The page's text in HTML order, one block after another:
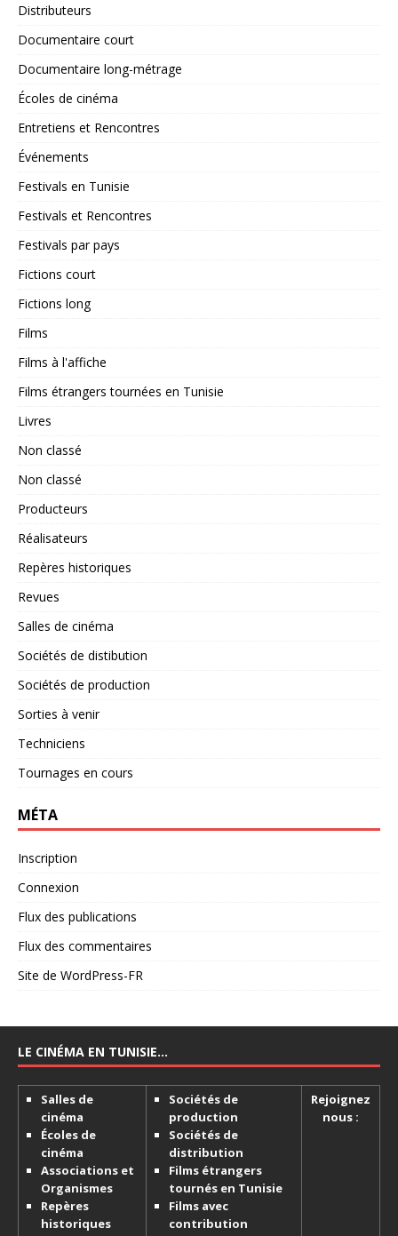
Distributeurs
Documentaire court
Documentaire long-métrage
Écoles de cinéma
Entretiens et Rencontres
Événements
Festivals en Tunisie
Festivals et Rencontres
Festivals par pays
Fictions court
Fictions long
Films
Films à l'affiche
Films étrangers tournées en Tunisie
Livres
Non classé
Non classé
Producteurs
Réalisateurs
Repères historiques
Revues
Salles de cinéma
Sociétés de distibution
Sociétés de production
Sorties à venir
Techniciens
Tournages en cours
MÉTA
Inscription
Connexion
Flux des publications
Flux des commentaires
Site de WordPress-FR
LE CINÉMA EN TUNISIE…
Salles de
cinéma
Écoles de
cinéma
Associations et
Organismes
Repères
historiques
Sociétés de
production
Sociétés de
distribution
Films étrangers
tournés en Tunisie
Films avec
contribution
Rejoignez
nous :